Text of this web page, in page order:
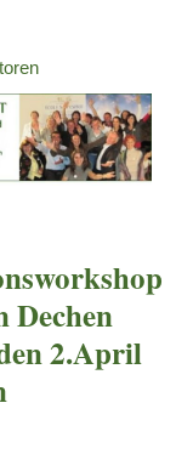
Dechen
2.April